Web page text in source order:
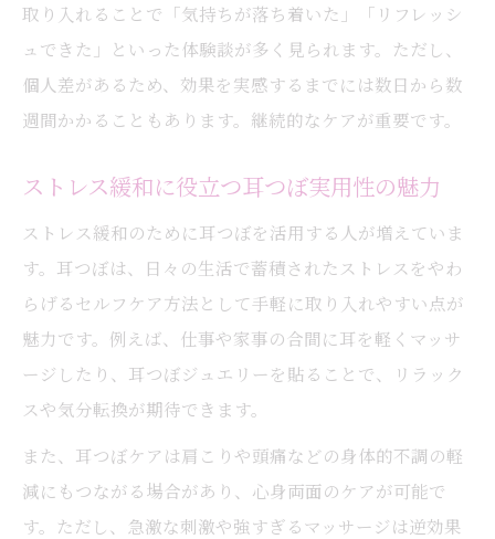
取り入れることで「気持ちが落ち着いた」「リフレッシ
ュできた」といった体験談が多く見られます。ただし、
個人差があるため、効果を実感するまでには数日から数
週間かかることもあります。継続的なケアが重要です。
ストレス緩和に役立つ耳つぼ実用性の魅力
ストレス緩和のために耳つぼを活用する人が増えていま
す。耳つぼは、日々の生活で蓄積されたストレスをやわ
らげるセルフケア方法として手軽に取り入れやすい点が
魅力です。例えば、仕事や家事の合間に耳を軽くマッサ
ージしたり、耳つぼジュエリーを貼ることで、リラック
スや気分転換が期待できます。
また、耳つぼケアは肩こりや頭痛などの身体的不調の軽
減にもつながる場合があり、心身両面のケアが可能で
す。ただし、急激な刺激や強すぎるマッサージは逆効果